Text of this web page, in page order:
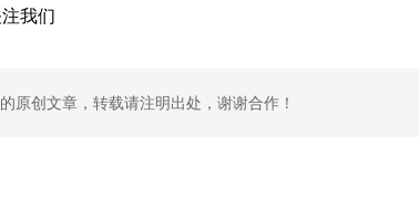
我们
原创文章，转载请注明出处，谢谢合作！